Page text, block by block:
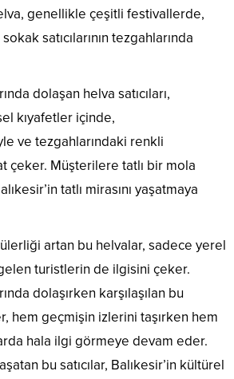
genellikle çeşitli festivallerde,
satıcılarının tezgahlarında
dolaşan helva satıcıları,
kıyafetler içinde,
ve tezgahlarındaki renkli
çeker. Müşterilere tatlı bir mola
tatlı mirasını yaşatmaya
artan bu helvalar, sadece yerel
turistlerin de ilgisini çeker.
dolaşırken karşılaşılan bu
hem geçmişin izlerini taşırken hem
hala ilgi görmeye devam eder.
bu satıcılar, Balıkesir’in kültürel